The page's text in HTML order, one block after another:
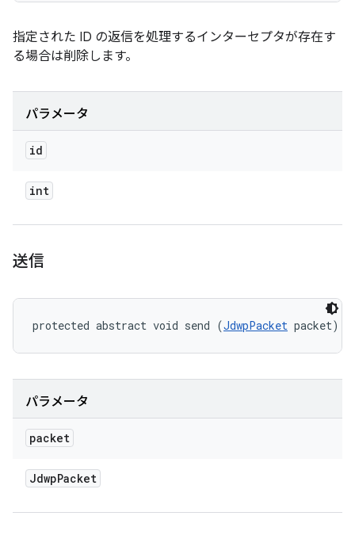
指定された ID の返信を処理するインターセプタが存在す
る場合は削除します。
パラメータ
id
int
送信
protected abstract void send (JdwpPacket packet)
パラメータ
packet
JdwpPacket